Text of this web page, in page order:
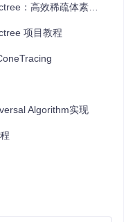
戏开发和实时渲染领
可以使用该技术来实现
效稀疏体素八叉树实现
项目教程
Algorithm实现